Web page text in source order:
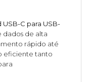
C para USB-
dados de alta
rápido até
eficiente tanto